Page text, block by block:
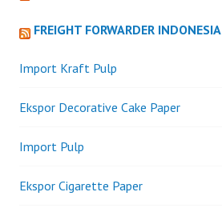
FREIGHT FORWARDER INDONESIA
Import Kraft Pulp
Ekspor Decorative Cake Paper
Import Pulp
Ekspor Cigarette Paper